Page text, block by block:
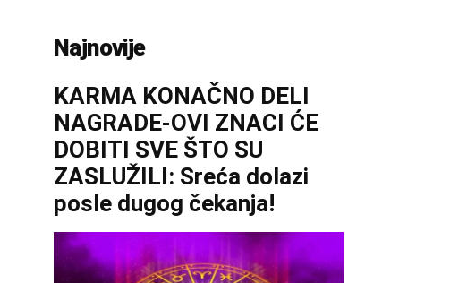
Najnovije
KARMA KONAČNO DELI
NAGRADE-OVI ZNACI ĆE
DOBITI SVE ŠTO SU
ZASLUŽILI: Sreća dolazi
posle dugog čekanja!